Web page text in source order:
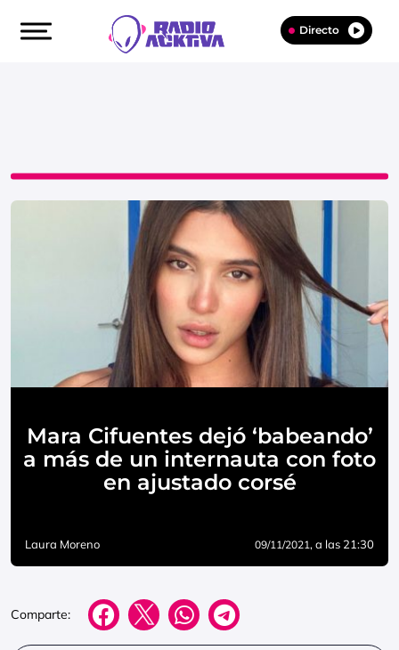
Directo
Mara Cifuentes dejó ‘babeando’
a más de un internauta con foto
en ajustado corsé
Laura Moreno 09/11/2021, a las 21:30
Comparte: